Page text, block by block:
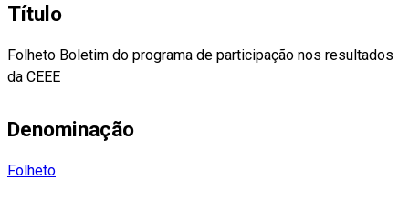
Título
Folheto Boletim do programa de participação nos resultados
da CEEE
Denominação
Folheto